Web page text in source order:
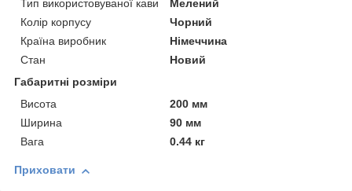
Тип використовуваної кави
Мелений
Колір корпусу
Чорний
Країна виробник
Німеччина
Стан
Новий
Габаритні розміри
Висота
200 мм
Ширина
90 мм
Вага
0.44 кг
Приховати